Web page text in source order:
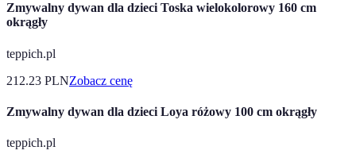
Zmywalny dywan dla dzieci Toska wielokolorowy 160 cm
okrągły
teppich.pl
212.23 PLNZobacz cenę
Zmywalny dywan dla dzieci Loya różowy 100 cm okrągły
teppich.pl